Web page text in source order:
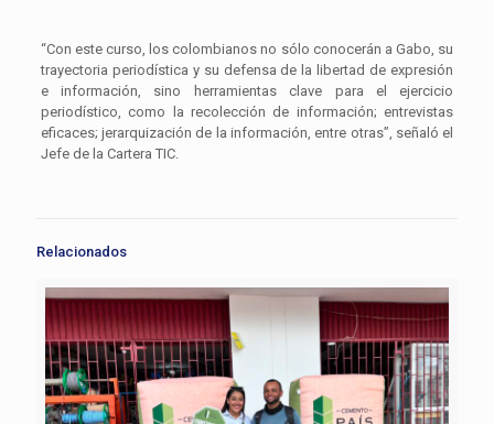
“Con este curso, los colombianos no sólo conocerán a Gabo, su
trayectoria periodística y su defensa de la libertad de expresión
e información, sino herramientas clave para el ejercicio
periodístico, como la recolección de información; entrevistas
eficaces; jerarquización de la información, entre otras”, señaló el
Jefe de la Cartera TIC.
Relacionados